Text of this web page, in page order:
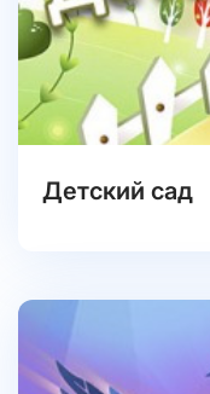
Детский сад